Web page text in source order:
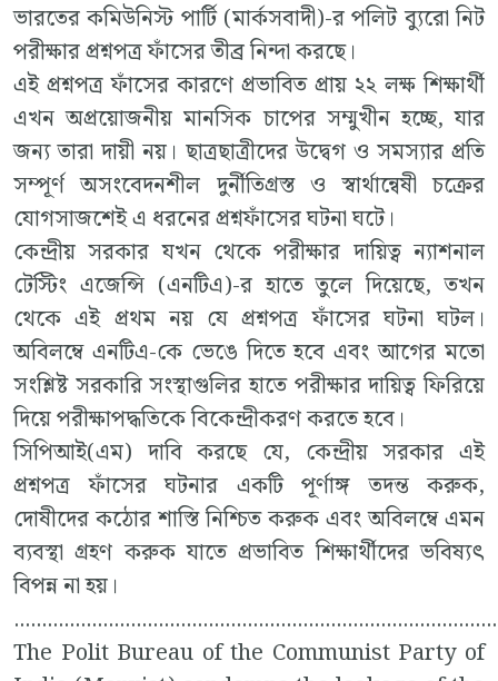
ভারতের কমিউনিস্ট পার্টি (মার্কসবাদী)-র পলিট ব্যুরো নিট
পরীক্ষার প্রশ্নপত্র ফাঁসের তীব্র নিন্দা করছে।
এই প্রশ্নপত্র ফাঁসের কারণে প্রভাবিত প্রায় ২২ লক্ষ শিক্ষার্থী
এখন অপ্রয়োজনীয় মানসিক চাপের সম্মুখীন হচ্ছে, যার
জন্য তারা দায়ী নয়। ছাত্রছাত্রীদের উদ্বেগ ও সমস্যার প্রতি
সম্পূর্ণ অসংবেদনশীল দুর্নীতিগ্রস্ত ও স্বার্থান্বেষী চক্রের
যোগসাজশেই এ ধরনের প্রশ্নফাঁসের ঘটনা ঘটে।
কেন্দ্রীয় সরকার যখন থেকে পরীক্ষার দায়িত্ব ন্যাশনাল
টেস্টিং এজেন্সি (এনটিএ)-র হাতে তুলে দিয়েছে, তখন
থেকে এই প্রথম নয় যে প্রশ্নপত্র ফাঁসের ঘটনা ঘটল।
অবিলম্বে এনটিএ-কে ভেঙে দিতে হবে এবং আগের মতো
সংশ্লিষ্ট সরকারি সংস্থাগুলির হাতে পরীক্ষার দায়িত্ব ফিরিয়ে
দিয়ে পরীক্ষাপদ্ধতিকে বিকেন্দ্রীকরণ করতে হবে।
সিপিআই(এম) দাবি করছে যে, কেন্দ্রীয় সরকার এই
প্রশ্নপত্র ফাঁসের ঘটনার একটি পূর্ণাঙ্গ তদন্ত করুক,
দোষীদের কঠোর শাস্তি নিশ্চিত করুক এবং অবিলম্বে এমন
ব্যবস্থা গ্রহণ করুক যাতে প্রভাবিত শিক্ষার্থীদের ভবিষ্যৎ
বিপন্ন না হয়।
The Polit Bureau of the Communist Party of